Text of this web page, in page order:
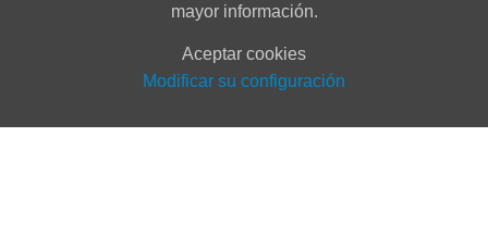
mayor información.
Aceptar cookies
Modificar su configuración